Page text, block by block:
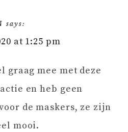
says:
at 1:25 pm
graag mee met deze
en heb geen
de maskers, ze zijn
mooi.